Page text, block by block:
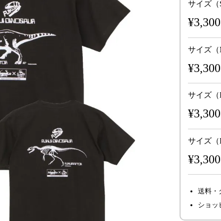
サイズ（
¥3,300
サイズ
¥3,300
サイズ
¥3,300
サイズ
¥3,300
送料・
ショッ